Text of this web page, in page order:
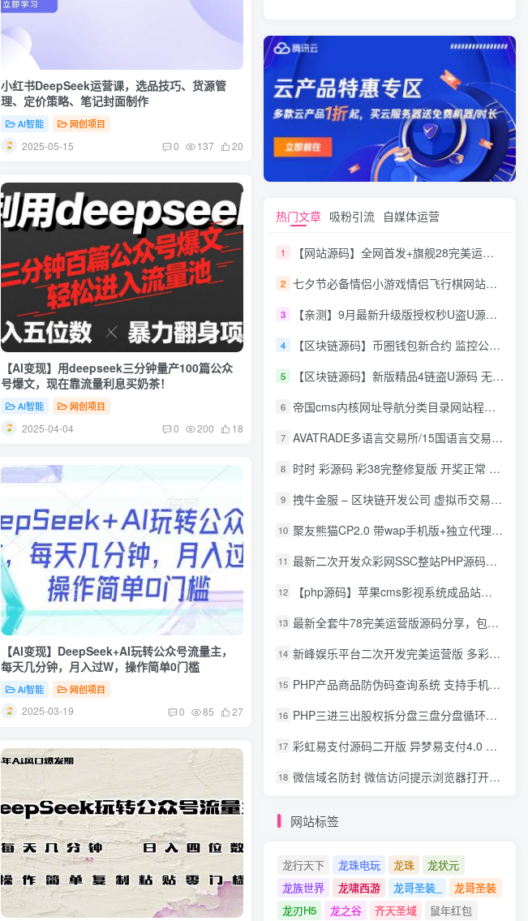
小红书DeepSeek运营课，选品技巧、货源管
理、定价策略、笔记封面制作
AI智能 网创项目
2025-05-15 0 137 20
【AI变现】用deepseek三分钟量产100篇公众
号爆文，现在靠流量利息买奶茶！
AI智能 网创项目
2025-04-04 0 200 18
【AI变现】DeepSeek+AI玩转公众号流量主，
每天几分钟，月入过W，操作简单0门槛
AI智能 网创项目
2025-03-19 0 85 27
热门文章 吸粉引流 自媒体运营
1 【网站源码】全网首发+旗舰28完美运营Java版高仿28圈+彩种丰富+机器人+眯牌
2 七夕节必备情侣小游戏情侣飞行棋网站源码
3 【亲测】9月最新升级版授权秒U盗U源码/四链盗U源码/自带提币接口
4 【区块链源码】币圈钱包新合约 监控公链转账地址 尾数模拟转账数据生成 0 U攻击带安装说明
5 【区块链源码】新版精品4链盗U源码 无限开代理模式 后台 代理数据可看 包含搭建教程
6 帝国cms内核网址导航分类目录网站程序源码
7 AVATRADE多语言交易所/15国语言交易所/合约交易/期权交易/币币交易/申购/矿机/风控/前端wap/pc纯源码/带搭建教程
8 时时 彩源码 彩38完整修复版 开奖正常 带手机wap
9 拽牛金服 – 区块链开发公司 虚拟币交易系统 虚拟币交易平台开发 虚拟币ico众
10 聚友熊猫CP2.0 带wap手机版+独立代理后台+整站打包全开源
11 最新二次开发众彩网SSC整站PHP源码+WAP手机版+KJ采集器+集成云端在线充值
12 【php源码】苹果cms影视系统成品站打包+电影先生6.1.1模板优化版+15W+数据
13 最新全套牛78完美运营版源码分享，包含了资源组件+脚本程序
14 新峰娱乐平台二次开发完美运营版 多彩种多玩法 代理分红+积分兑换
15 PHP产品商品防伪码查询系统 支持手机防假验证网站建设 防伪码自动生成 批量导入
16 PHP三进三出股权拆分盘三盘分盘循环拆分系统源码
17 彩虹易支付源码二开版 异梦易支付4.0 可对接官方/易支付/码支付 去除后门 美化用户中心
18 微信域名防封 微信访问提示浏览器打开 非微信访问直接打开预防域名被封域名被封包换服务
网站标签
龙行天下 龙珠电玩 龙珠
龙状元
龙族世界
龙啸西游 龙哥圣装_
龙哥圣装
龙刃H5
龙之谷 齐天圣域
鼠年红包